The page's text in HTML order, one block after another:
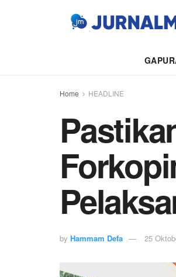
Home HEADLINE
by Hammam Defa 25